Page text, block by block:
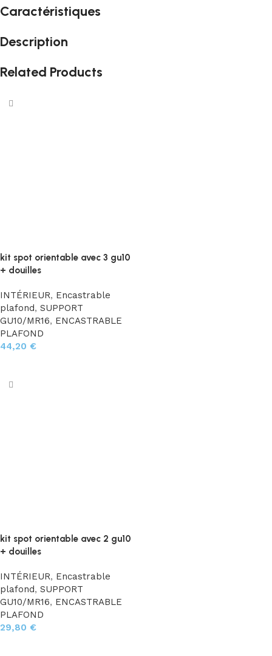
Caractéristiques
Description
Related Products
kit spot orientable avec 3 gu10
+ douilles
INTÉRIEUR, Encastrable
plafond, SUPPORT
GU10/MR16, ENCASTRABLE
PLAFOND
44,20 €
kit spot orientable avec 2 gu10
+ douilles
INTÉRIEUR, Encastrable
plafond, SUPPORT
GU10/MR16, ENCASTRABLE
PLAFOND
29,80 €